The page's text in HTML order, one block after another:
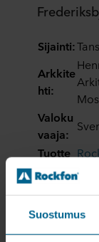
Suostumus
Sijainti:
Arkkite
hti:
Valoku
vaaja:
Tuotte
et:
t: